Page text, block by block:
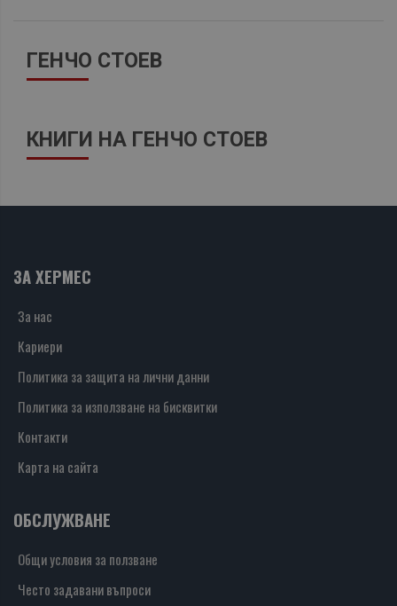
ГЕНЧО СТОЕВ
КНИГИ НА ГЕНЧО СТОЕВ
ЗА ХЕРМЕС
За нас
Кариери
Политика за защита на лични данни
Политика за използване на бисквитки
Контакти
Карта на сайта
ОБСЛУЖВАНЕ
Общи условия за ползване
Често задавани въпроси